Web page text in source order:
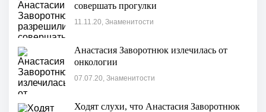
совершать прогулки
11.11.20, Знаменитости
Анастасия Заворотнюк излечилась от
онкологии
07.07.20, Знаменитости
Ходят слухи, что Анастасия Заворотнюк